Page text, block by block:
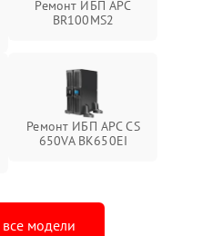
Ремонт ИБП APC
BR100MS2
Ремонт ИБП APC CS
650VA BK650EI
все модели